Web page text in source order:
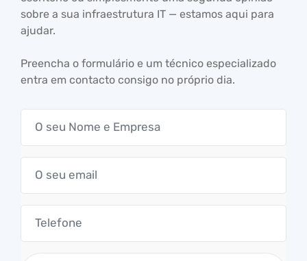
sobre a sua infraestrutura IT — estamos aqui para
ajudar.
Preencha o formulário e um técnico especializado
entra em contacto consigo no próprio dia.